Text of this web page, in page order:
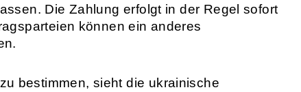
Die Zahlung erfolgt in der Regel sofort
können ein anderes
bestimmen, sieht die ukrainische